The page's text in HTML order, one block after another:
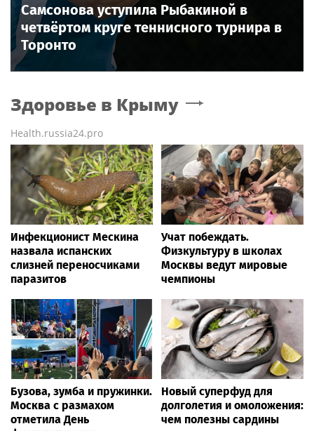
Самсонова уступила Рыбакиной в
четвёртом круге теннисного турнира в
Торонто
Здоровье в Крыму
Health.russia24.pro
Инфекционист Мескина
назвала испанских
слизней переносчиками
паразитов
Учат побеждать.
Физкультуру в школах
Москвы ведут мировые
чемпионы
Бузова, зумба и пружинки.
Москва с размахом
отметила День
Новый суперфуд для
долголетия и омоложения:
чем полезны сардины